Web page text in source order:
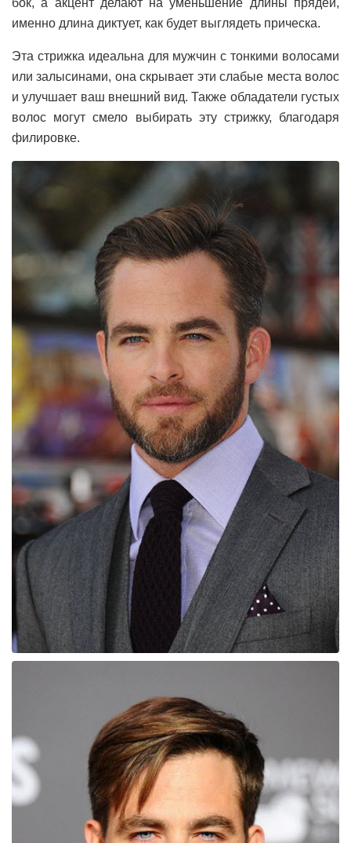
именно длина диктует, как будет выглядеть прическа.
Эта стрижка идеальна для мужчин с тонкими волосами
или залысинами, она скрывает эти слабые места волос
и улучшает ваш внешний вид. Также обладатели густых
волос могут смело выбирать эту стрижку, благодаря
филировке.